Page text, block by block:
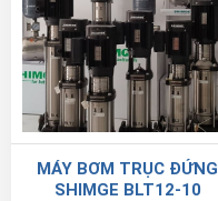
MÁY BƠM TRỤC ĐỨNG
SHIMGE BLT12-10